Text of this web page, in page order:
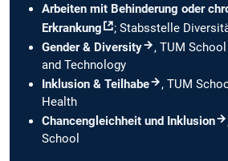
Arbeiten mit Behinderung oder
Erkrankung
; Stabsstelle
Gender & Diversity
, TUM
and Technology
Inklusion & Teilhabe
, TUM
Health
Chancengleichheit und Inklusion
School